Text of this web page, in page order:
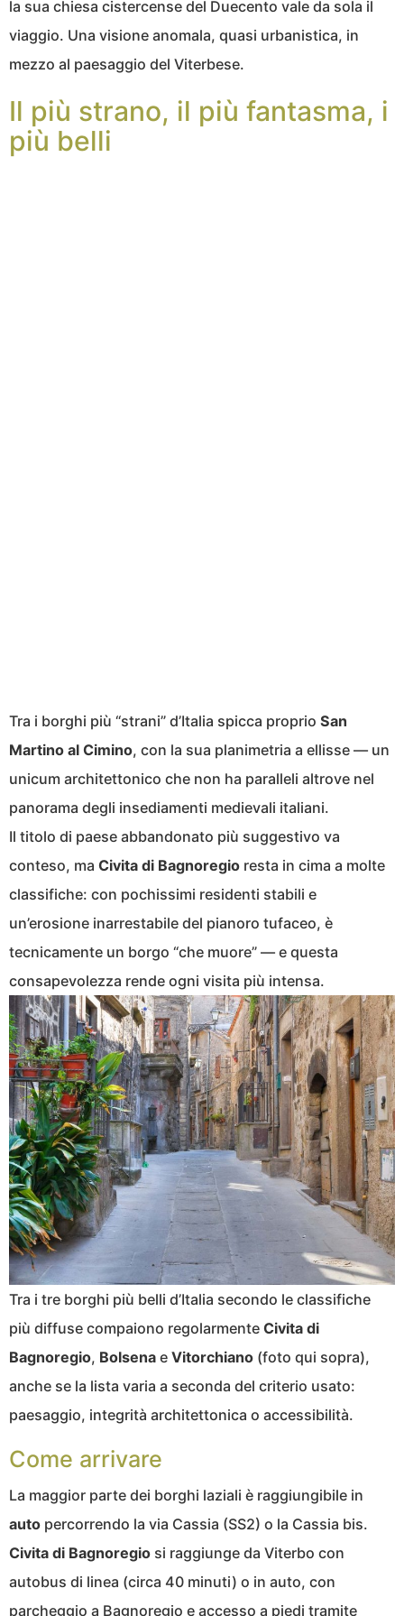
la sua chiesa cistercense del Duecento vale da sola il
viaggio. Una visione anomala, quasi urbanistica, in
mezzo al paesaggio del Viterbese.
Il più strano, il più fantasma, i
più belli
Tra i borghi più “strani” d’Italia spicca proprio San
Martino al Cimino, con la sua planimetria a ellisse — un
unicum architettonico che non ha paralleli altrove nel
panorama degli insediamenti medievali italiani.
Il titolo di paese abbandonato più suggestivo va
conteso, ma Civita di Bagnoregio resta in cima a molte
classifiche: con pochissimi residenti stabili e
un’erosione inarrestabile del pianoro tufaceo, è
tecnicamente un borgo “che muore” — e questa
consapevolezza rende ogni visita più intensa.
Tra i tre borghi più belli d’Italia secondo le classifiche
più diffuse compaiono regolarmente Civita di
Bagnoregio, Bolsena e Vitorchiano (foto qui sopra),
anche se la lista varia a seconda del criterio usato:
paesaggio, integrità architettonica o accessibilità.
Come arrivare
La maggior parte dei borghi laziali è raggiungibile in
auto percorrendo la via Cassia (SS2) o la Cassia bis.
Civita di Bagnoregio si raggiunge da Viterbo con
autobus di linea (circa 40 minuti) o in auto, con
parcheggio a Bagnoregio e accesso a piedi tramite